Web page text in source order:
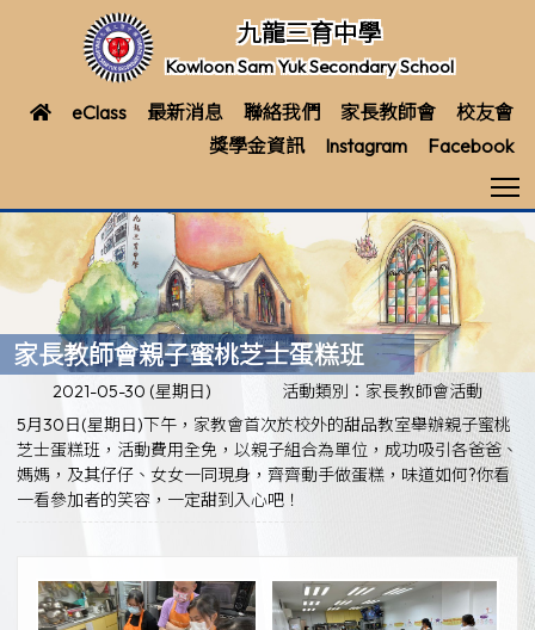
九龍三育中學
Kowloon Sam Yuk Secondary School
eClass 最新消息 聯絡我們 家長教師會
校友會
獎學金資訊
Instagram Facebook
家長教師會親子蜜桃芝士蛋糕班
2021-05-30 (星期日)
活動類別：家長教師會活動
5月30日(星期日)下午，家教會首次於校外的甜品教室舉辦親子蜜桃
芝士蛋糕班，活動費用全免，以親子組合為單位，成功吸引各爸爸、
媽媽，及其仔仔、女女一同現身，齊齊動手做蛋糕，味道如何?你看
一看參加者的笑容，一定甜到入心吧！